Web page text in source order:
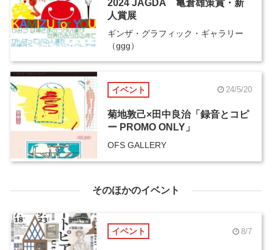
2024 JAGDA 亀倉雄策賞・新
人賞展
ギンザ・グラフィック・ギャラリー
（ggg）
イベント 24/5/20
菊地敦己×田中良治「録音とコピ
ー PROMO ONLY」
OFS GALLERY
そのほかのイベント
イベント 8/7